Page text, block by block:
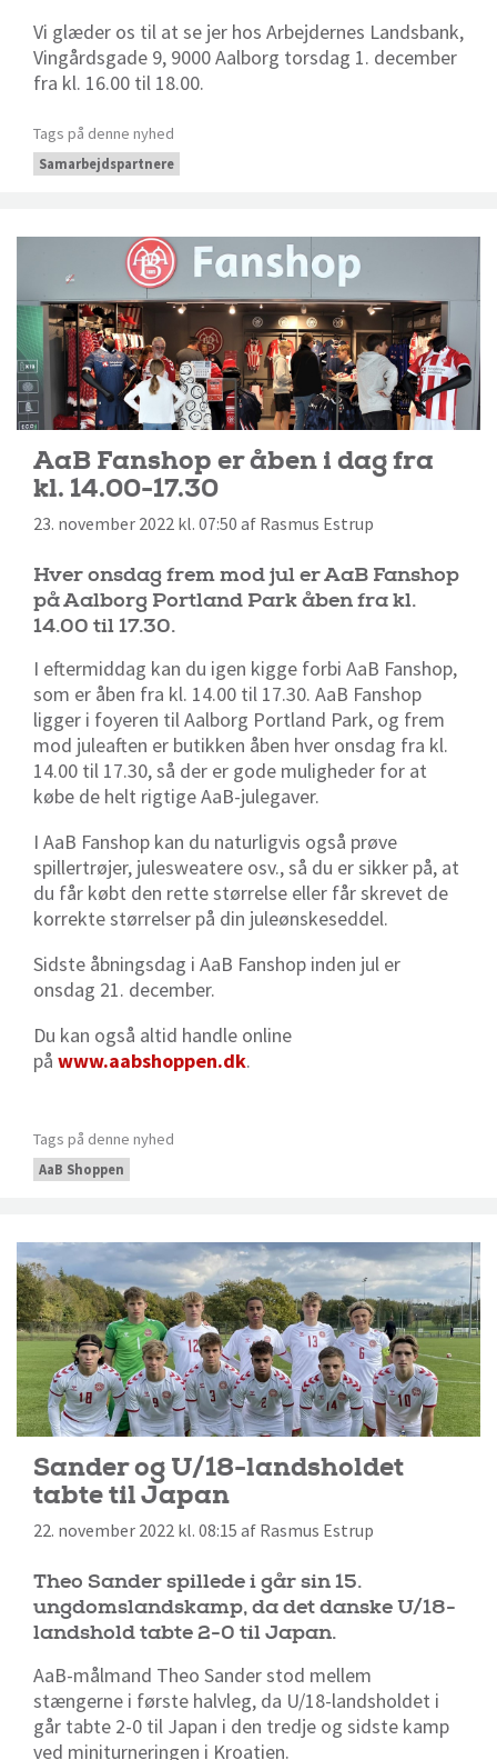
Vi glæder os til at se jer hos Arbejdernes Landsbank,
Vingårdsgade 9, 9000 Aalborg torsdag 1. december
fra kl. 16.00 til 18.00.
Tags på denne nyhed
Samarbejdspartnere
AaB Fanshop er åben i dag fra
kl. 14.00-17.30
23. november 2022 kl. 07:50 af Rasmus Estrup
Hver onsdag frem mod jul er AaB Fanshop
på Aalborg Portland Park åben fra kl.
14.00 til 17.30.
I eftermiddag kan du igen kigge forbi AaB Fanshop,
som er åben fra kl. 14.00 til 17.30. AaB Fanshop
ligger i foyeren til Aalborg Portland Park, og frem
mod juleaften er butikken åben hver onsdag fra kl.
14.00 til 17.30, så der er gode muligheder for at
købe de helt rigtige AaB-julegaver.
I AaB Fanshop kan du naturligvis også prøve
spillertrøjer, julesweatere osv., så du er sikker på, at
du får købt den rette størrelse eller får skrevet de
korrekte størrelser på din juleønskeseddel.
Sidste åbningsdag i AaB Fanshop inden jul er
onsdag 21. december.
Du kan også altid handle online
på www.aabshoppen.dk.
Tags på denne nyhed
AaB Shoppen
Sander og U/18-landsholdet
tabte til Japan
22. november 2022 kl. 08:15 af Rasmus Estrup
Theo Sander spillede i går sin 15.
ungdomslandskamp, da det danske U/18-
landshold tabte 2-0 til Japan.
AaB-målmand Theo Sander stod mellem
stængerne i første halvleg, da U/18-landsholdet i
går tabte 2-0 til Japan i den tredje og sidste kamp
ved miniturneringen i Kroatien.